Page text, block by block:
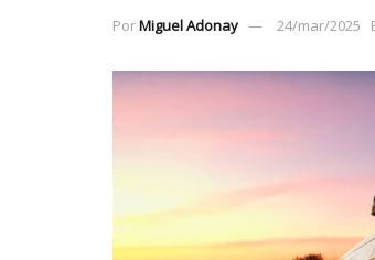
PorMiguel Adonay 24/mar/2025